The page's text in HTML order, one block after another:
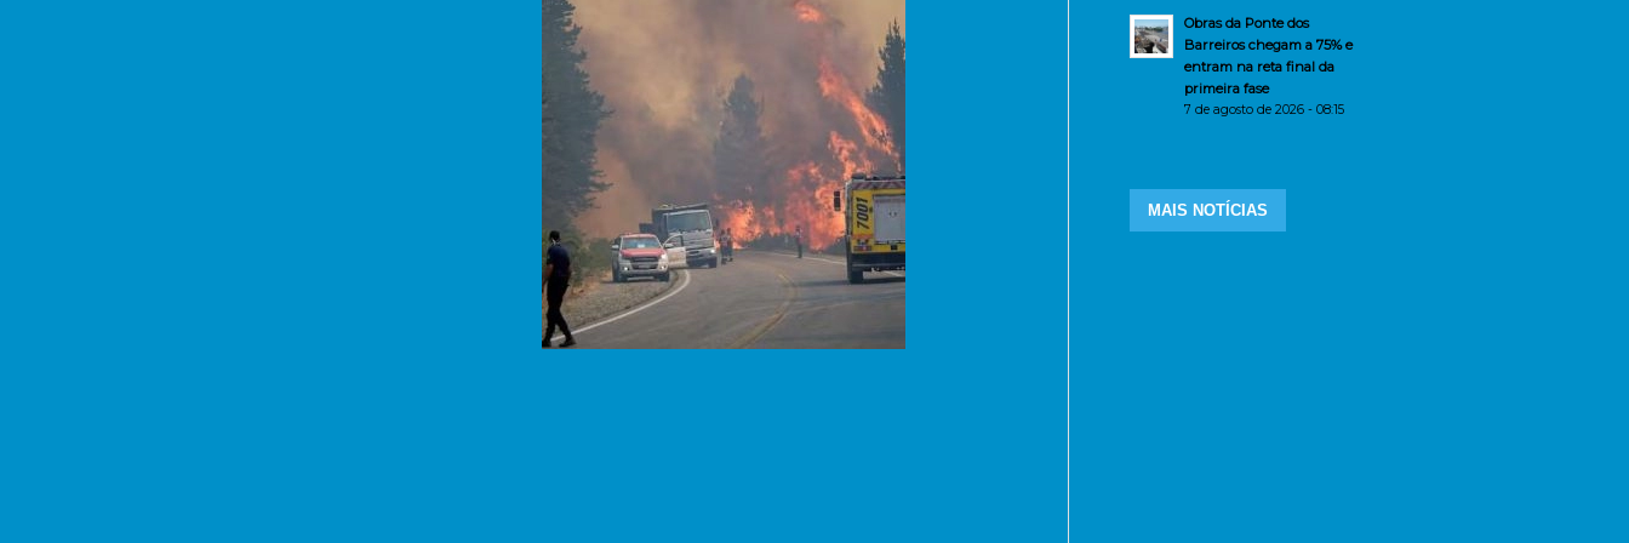
Obras da Ponte dos
Barreiros chegam a 75% e
entram na reta final da
primeira fase
7 de agosto de 2026 - 08:15
MAIS NOTÍCIAS